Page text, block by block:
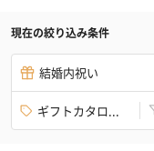
現在の絞り込み条件
結婚内祝い
ギフトカタロ...